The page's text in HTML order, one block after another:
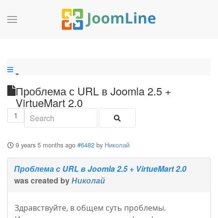
Проблема с URL в Joomla 2.5 +
VirtueMart 2.0
1
9 years 5 months ago #6482 by Николай
Проблема с URL в Joomla 2.5 + VirtueMart 2.0
was created byНиколай
Здравствуйте, в общем суть проблемы.